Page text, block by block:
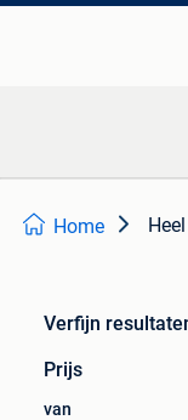
Home
Verfijn
Prijs
van